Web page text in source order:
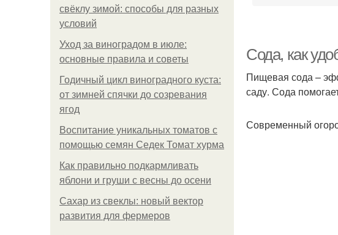
свёклу зимой: способы для разных
условий
Уход за виноградом в июле:
основные правила и советы
Годичный цикл виноградного куста:
от зимней спячки до созревания
ягод
Воспитание уникальных томатов с
помощью семян Седек Томат хурма
Как правильно подкармливать
яблони и груши с весны до осени
Сахар из свеклы: новый вектор
развития для фермеров
Сода, как
Пищевая сода –
саду. Сода
Современный